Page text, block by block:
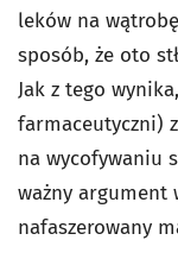
leków na
sposób, że oto
Jak z tego
farmaceutyczni)
na wycofywaniu
ważny argument
nafaszerowany